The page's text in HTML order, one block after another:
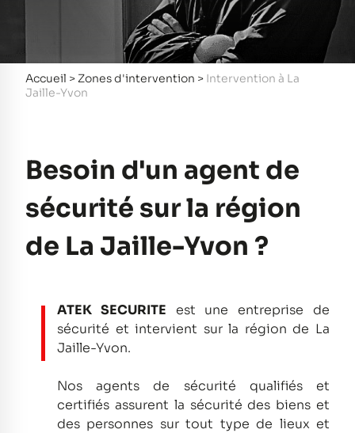
Accueil > Zones d'intervention > Intervention à La
Jaille-Yvon
Besoin d'un agent de
sécurité sur la région
de La Jaille-Yvon ?
ATEK SECURITE est une entreprise de
sécurité et intervient sur la région de La
Jaille-Yvon.
Nos agents de sécurité qualifiés et
certifiés assurent la sécurité des biens et
des personnes sur tout type de lieux et